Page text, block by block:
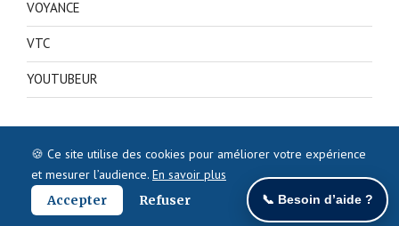
VOYANCE
VTC
YOUTUBEUR
🍪 Ce site utilise des cookies pour améliorer votre expérience
et mesurer l’audience. En savoir plus
Accepter
Refuser 📞 Besoin d’aide ?